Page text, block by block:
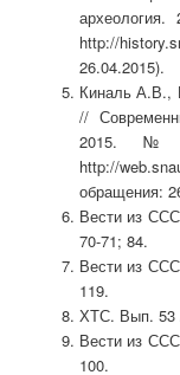
http://
26.04.2015).
Киналь А.В.,
//
2015. №
http://
обращения:
Вести из
70-71; 84.
Вести из
119.
ХТС. Вып. 53
Вести из
100.